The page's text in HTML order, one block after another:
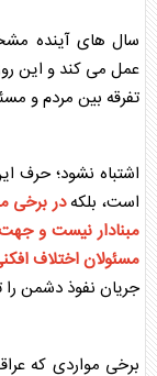
سال های آینده
عمل می کند و این
تفرقه بین مردم و
اشتباه نشود؛ حرف
است، بلکهدر برخی
مبنادار نیست و
مسئولان اختلاف
جریان نفوذ دشمن
برخی مواردی که